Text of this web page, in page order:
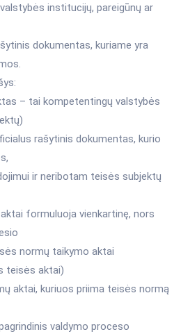
institucijų, pareigūnų ar
dokumentas, kuriame yra
– tai kompetentingų valstybės
rašytinis dokumentas, kurio
ir neribotam teisės subjektų
formuluoja vienkartinę, nors
normų taikymo aktai
teisės aktai)
aktai, kuriuos priima teisės normą
valdymo proceso